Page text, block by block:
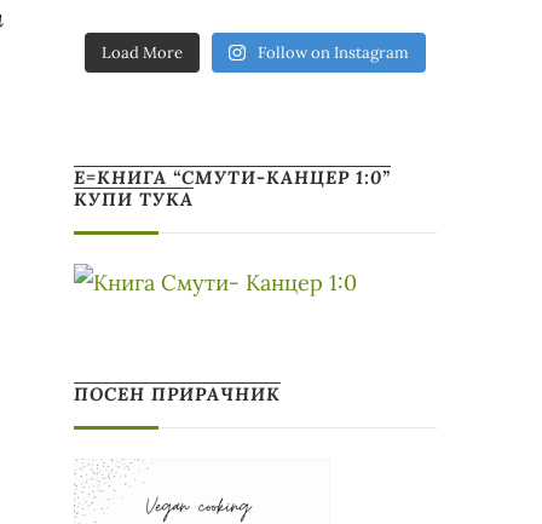
Load More Follow on Instagram
Е=КНИГА “СМУТИ-КАНЦЕР 1:0”
КУПИ ТУКА
ПОСЕН ПРИРАЧНИК